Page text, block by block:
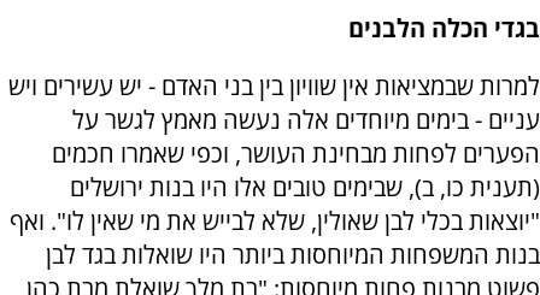
בגדי הכלה הלבנים
למרות שבמציאות אין שוויון בין בני האדם - יש עשירים ויש
עניים - בימים מיוחדים אלה נעשה מאמץ לגשר על
הפערים לפחות מבחינת העושר, וכפי שאמרו חכמים
(תענית כו, ב), שבימים טובים אלו היו בנות ירושלים
"יוצאות בכלי לבן שאולין, שלא לבייש את מי שאין לו". ואף
בנות המשפחות המיוחסות ביותר היו שואלות בגד לבן